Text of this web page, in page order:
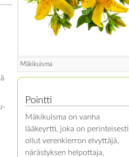
Mäkikuisma
Pointti
Mäkikuisma on vanha
lääkeyrtti, joka on perinteisesti
ollut verenkierron elvyttäjä,
närästyksen helpottaja,